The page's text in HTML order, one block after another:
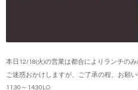
本日12/18(火)の営業は都合によりランチの
ご迷惑おかけしますが、ご了承の程、お願い
11:30～14:30LO